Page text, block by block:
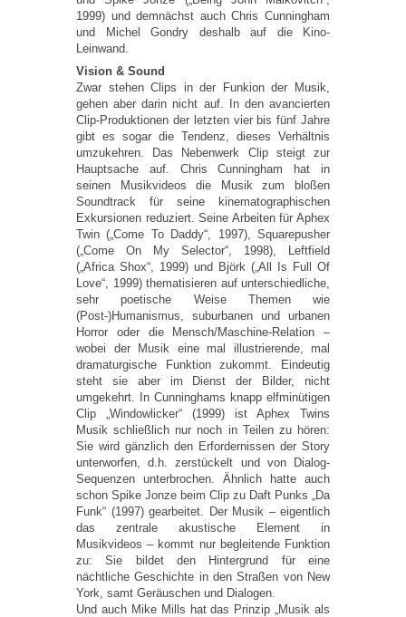
1999) und demnächst auch Chris Cunningham
und Michel Gondry deshalb auf die Kino-
Leinwand.
Vision & Sound
Zwar stehen Clips in der Funkion der Musik,
gehen aber darin nicht auf. In den avancierten
Clip-Produktionen der letzten vier bis fünf Jahre
gibt es sogar die Tendenz, dieses Verhältnis
umzukehren. Das Nebenwerk Clip steigt zur
Hauptsache auf. Chris Cunningham hat in
seinen Musikvideos die Musik zum bloßen
Soundtrack für seine kinematographischen
Exkursionen reduziert. Seine Arbeiten für Aphex
Twin („Come To Daddy“, 1997), Squarepusher
(„Come On My Selector“, 1998), Leftfield
(„Africa Shox“, 1999) und Björk („All Is Full Of
Love“, 1999) thematisieren auf unterschiedliche,
sehr poetische Weise Themen wie
(Post-)Humanismus, suburbanen und urbanen
Horror oder die Mensch/Maschine-Relation –
wobei der Musik eine mal illustrierende, mal
dramaturgische Funktion zukommt. Eindeutig
steht sie aber im Dienst der Bilder, nicht
umgekehrt. In Cunninghams knapp elfminütigen
Clip „Windowlicker“ (1999) ist Aphex Twins
Musik schließlich nur noch in Teilen zu hören:
Sie wird gänzlich den Erfordernissen der Story
unterworfen, d.h. zerstückelt und von Dialog-
Sequenzen unterbrochen. Ähnlich hatte auch
schon Spike Jonze beim Clip zu Daft Punks „Da
Funk“ (1997) gearbeitet. Der Musik – eigentlich
das zentrale akustische Element in
Musikvideos – kommt nur begleitende Funktion
zu: Sie bildet den Hintergrund für eine
nächtliche Geschichte in den Straßen von New
York, samt Geräuschen und Dialogen.
Und auch Mike Mills hat das Prinzip „Musik als